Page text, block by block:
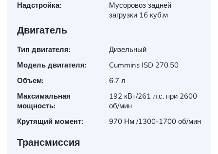
Надстройка:
Мусоровоз задней
загрузки 16 куб.м
Двигатель
Тип двигателя:
Дизельный
Модель двигателя:
Cummins ISD 270.50
Объем:
6.7 л
Максимальная
мощность:
192 кВт/261 л.с. при 2600
об/мин
Крутящий момент:
970 Нм /1300-1700 об/мин
Трансмиссия